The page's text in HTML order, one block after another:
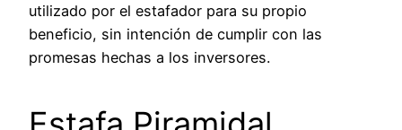
utilizado por el estafador para su propio
beneficio, sin intención de cumplir con las
promesas hechas a los inversores.